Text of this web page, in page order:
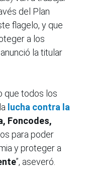
del Plan
flagelo, y que
a los
la titular
que todos los
lucha contra la
Foncodes,
para poder
y proteger a
”, aseveró.